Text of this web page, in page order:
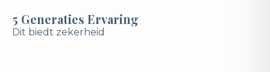
5 Generaties Ervaring
Dit biedt zekerheid